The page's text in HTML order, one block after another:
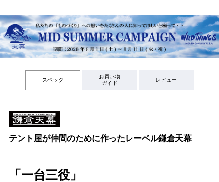
スペック
お買い物
ガイド
レビュー
テント屋が仲間のために作ったレーベル鎌倉天幕
「一台三役」